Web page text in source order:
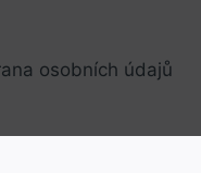
osobních údajů